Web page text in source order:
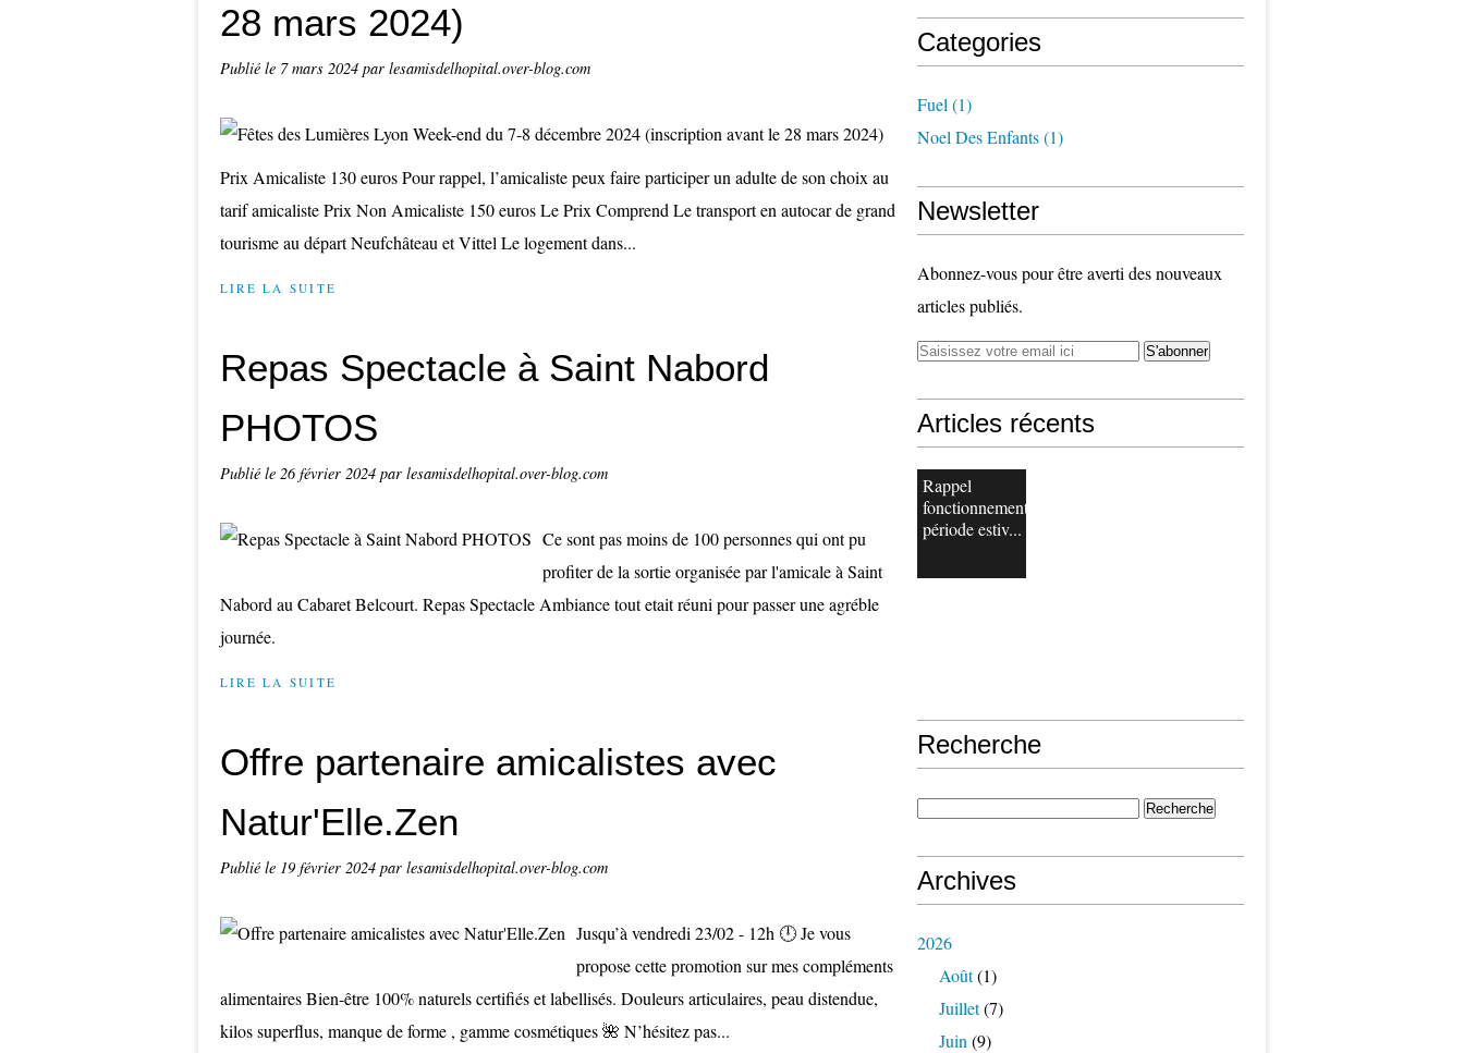
28 mars 2024)
Publié le 7 mars 2024 par lesamisdelhopital.over-blog.com
Prix Amicaliste 130 euros Pour rappel, l’amicaliste peux faire participer un adulte de son choix au
tarif amicaliste Prix Non Amicaliste 150 euros Le Prix Comprend Le transport en autocar de grand
tourisme au départ Neufchâteau et Vittel Le logement dans...
LIRE LA SUITE
Repas Spectacle à Saint Nabord
PHOTOS
Publié le 26 février 2024 par lesamisdelhopital.over-blog.com
Ce sont pas moins de 100 personnes qui ont pu
profiter de la sortie organisée par l'amicale à Saint
Nabord au Cabaret Belcourt. Repas Spectacle Ambiance tout etait réuni pour passer une agréble
journée.
LIRE LA SUITE
Offre partenaire amicalistes avec
Natur'Elle.Zen
Publié le 19 février 2024 par lesamisdelhopital.over-blog.com
Jusqu’à vendredi 23/02 - 12h 🕛 Je vous
propose cette promotion sur mes compléments
alimentaires Bien-être 100% naturels certifiés et labellisés. Douleurs articulaires, peau distendue,
kilos superflus, manque de forme , gamme cosmétiques 🌺 N’hésitez pas...
Categories
Fuel (1)
Noel Des Enfants(1)
Newsletter
Abonnez-vous pour être averti des nouveaux
articles publiés.
Articles récents
Rappel
fonctionnement
période estiv...
Recherche
Archives
2026
Août(1)
Juillet(7)
Juin (9)